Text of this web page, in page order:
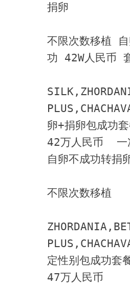
捐卵
不限次数移植
功 42W人民币
卵+捐卵包成功套
42万人民币  一
自卵不成功转捐
不限次数移植
定性别包成功套
47万人民币